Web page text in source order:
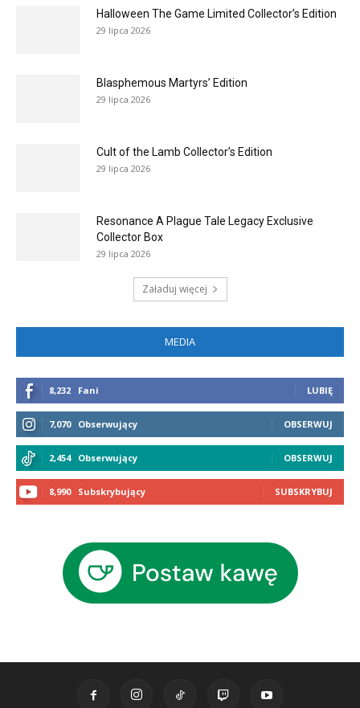
Halloween The Game Limited Collector’s Edition
29 lipca 2026
Blasphemous Martyrs’ Edition
29 lipca 2026
Cult of the Lamb Collector’s Edition
29 lipca 2026
Resonance A Plague Tale Legacy Exclusive
Collector Box
29 lipca 2026
Załaduj więcej
MEDIA
8,232 Fani LUBIĘ
7,070 Obserwujący OBSERWUJ
2,454 Obserwujący OBSERWUJ
8,990 Subskrybujący SUBSKRYBUJ